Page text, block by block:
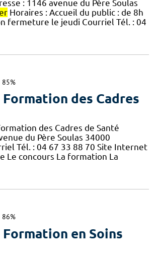
: 1146 avenue du Père Soulas
Horaires : Accueil du public : de 8h
fermeture le jeudi Courriel Tél. : 04
85%
des Cadres
des Cadres de Santé
du Père Soulas 34000
Tél. : 04 67 33 88 70 Site Internet
Le concours La formation La
86%
en Soins